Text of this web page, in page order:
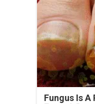
Fungus Is A